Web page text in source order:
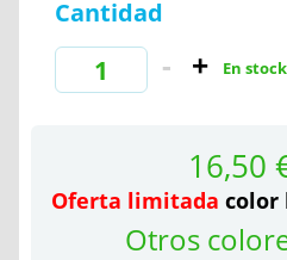
Cantidad
En stock
16,50
Oferta limitada color
Otros